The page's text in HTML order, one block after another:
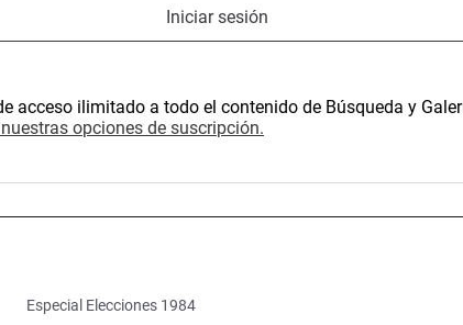
Iniciar sesión
acceso ilimitado a todo el contenido de Búsqueda y
opciones de suscripción.
Especial Elecciones 1984